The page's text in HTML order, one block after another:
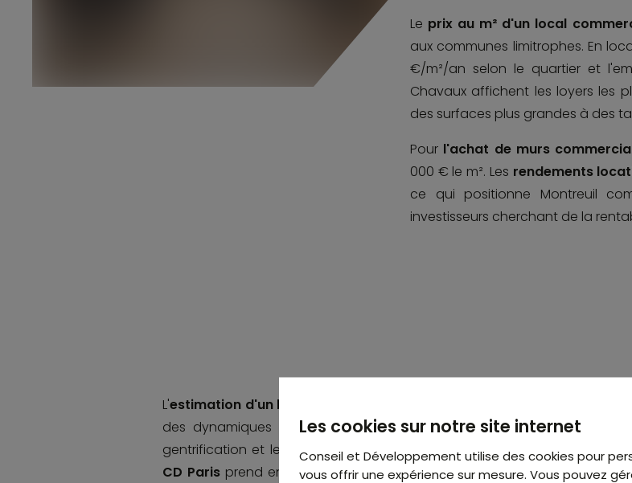
Le prix au m² d'un local
aux communes limitrophes. En
€/m²/an selon le quartier et
Chavaux affichent les loyers les
des surfaces plus grandes à des
Pour l'achat de murs
000 € le m². Les rendements
ce qui positionne Montreuil
investisseurs cherchant de la
L'estimation d'un local commercial à Montreuil
des dynamiques locales. Les écarts de prix entre le Bas-Montreuil en
gentrification et les quartiers plus éloignés du centre peuvent être
CD Paris prend en compte l'emplacement, la surface, l'accessibilité, la
Les cookies sur notre site internet
Conseil et Développement utilise des cookies pour
vous offrir une expérience sur mesure. Vous pouvez